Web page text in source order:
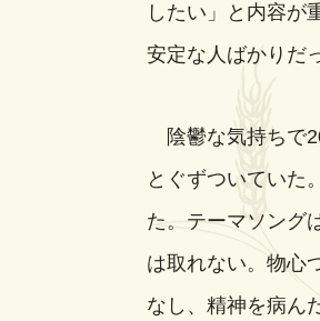
したい」と内容が
安定な人ばかりだ
陰鬱な気持ちで
とぐずついていた
た。テーマソング
は取れない。物心
なし、精神を病ん